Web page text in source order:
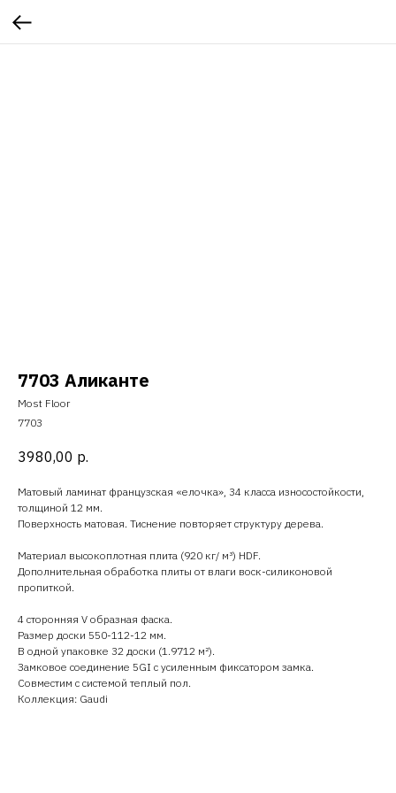
7703 Аликанте
Most Floor
7703
3980,00 р.
Матовый ламинат французская «елочка», 34 класса износостойкости,
толщиной 12 мм.
Поверхность матовая. Тиснение повторяет структуру дерева.
Материал высокоплотная плита (920 кг/ м³) HDF.
Дополнительная обработка плиты от влаги воск-силиконовой
пропиткой.
4 сторонняя V образная фаска.
Размер доски 550-112-12 мм.
В одной упаковке 32 доски (1.9712 м²).
Замковое соединение 5GI с усиленным фиксатором замка.
Совместим с системой теплый пол.
Коллекция: Gaudi